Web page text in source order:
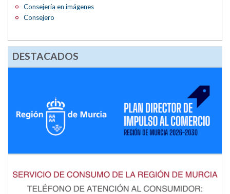
Consejería en imágenes
Consejero
DESTACADOS